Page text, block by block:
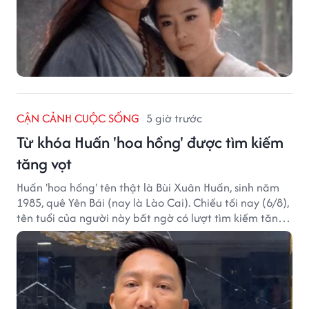
CẬN CẢNH CUỘC SỐNG 5 giờ trước
Từ khóa Huấn 'hoa hồng' được tìm kiếm
tăng vọt
Huấn 'hoa hồng' tên thật là Bùi Xuân Huấn, sinh năm
1985, quê Yên Bái (nay là Lào Cai). Chiều tối nay (6/8),
tên tuổi của người này bất ngờ có lượt tìm kiếm tăng
vọt.